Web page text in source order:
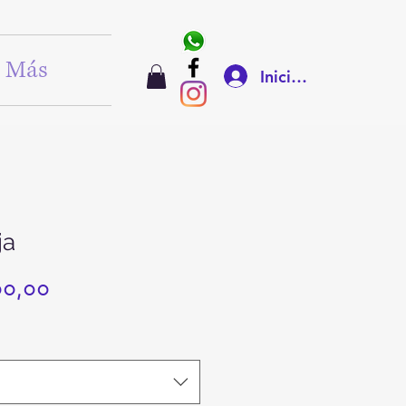
Más Iniciar sesión